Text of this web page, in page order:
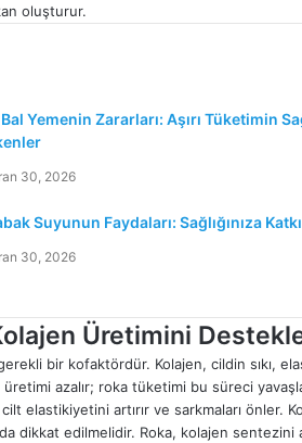
oluşturur.
Yemenin Zararları: Aşırı Tüketimin
30, 2026
Suyunun Faydaları: Sağlığınıza
30, 2026
Üretimini
bir kofaktördür. Kolajen, cildin sıkı,
azalır; roka tüketimi bu süreci
elastikiyetini artırır ve sarkmaları önler.
da dikkat edilmelidir. Roka, kolajen